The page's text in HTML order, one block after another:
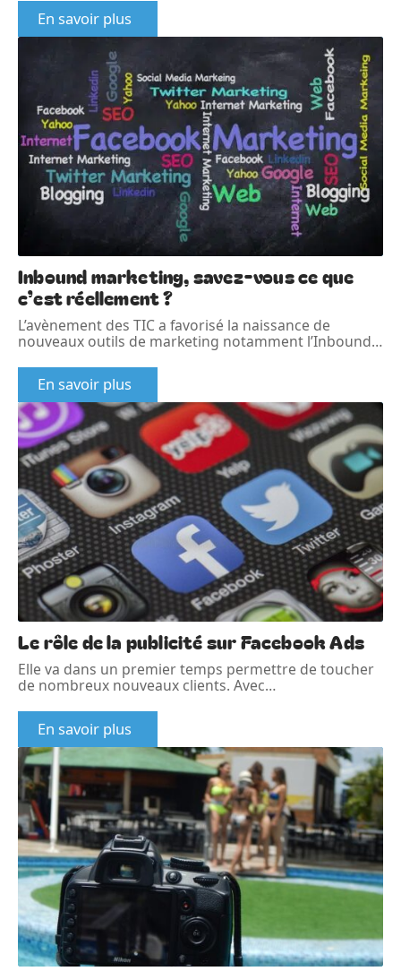
En savoir plus
Inbound marketing, savez-vous ce que
c’est réellement ?
L’avènement des TIC a favorisé la naissance de
nouveaux outils de marketing notamment l’Inbound…
En savoir plus
Le rôle de la publicité sur Facebook Ads
Elle va dans un premier temps permettre de toucher
de nombreux nouveaux clients. Avec…
En savoir plus